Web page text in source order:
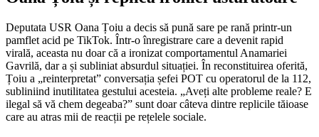
Deputata USR Oana Țoiu a decis să pună sare pe rană printr-un
pamflet acid pe TikTok. Într-o înregistrare care a devenit rapid
virală, aceasta nu doar că a ironizat comportamentul Anamariei
Gavrilă, dar a și subliniat absurdul situației. În reconstituirea oferită,
Țoiu a „reinterpretat” conversația șefei POT cu operatorul de la 112,
subliniind inutilitatea gestului acesteia. „Aveți alte probleme reale? E
ilegal să vă chem degeaba?” sunt doar câteva dintre replicile tăioase
care au atras mii de reacții pe rețelele sociale.